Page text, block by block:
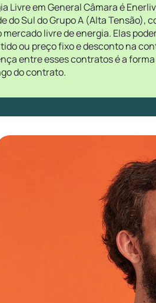
Livre em General Câmara é
do Sul do Grupo A (Alta Tensão),
mercado livre de energia. Elas
ou preço fixo e desconto na
entre esses contratos é a
do contrato.